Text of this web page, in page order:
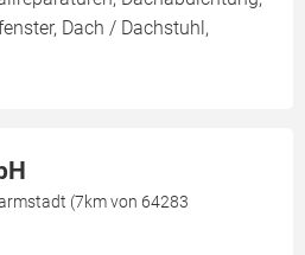
Dach / Dachstuhl,
(7km von 64283